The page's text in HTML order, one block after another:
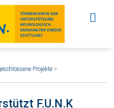
Projekte
F.U.N.K